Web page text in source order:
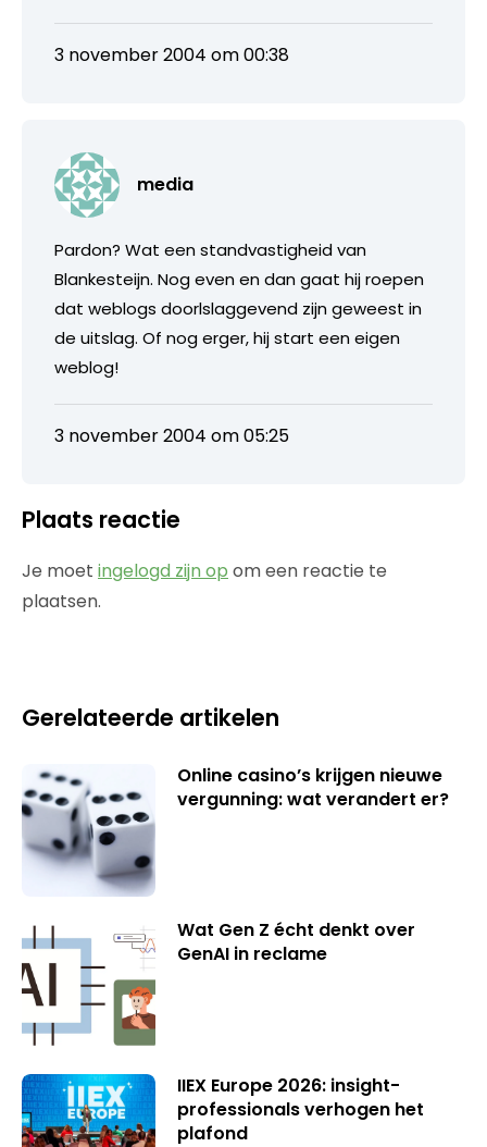
3 november 2004 om 00:38
media
Pardon? Wat een standvastigheid van
Blankesteijn. Nog even en dan gaat hij roepen
dat weblogs doorlslaggevend zijn geweest in
de uitslag. Of nog erger, hij start een eigen
weblog!
3 november 2004 om 05:25
Plaats reactie
Je moet ingelogd zijn op om een reactie te
plaatsen.
Gerelateerde artikelen
Online casino’s krijgen nieuwe
vergunning: wat verandert er?
Wat Gen Z écht denkt over
GenAI in reclame
IIEX Europe 2026: insight-
professionals verhogen het
plafond